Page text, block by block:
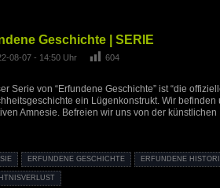
Geschichte | SERIE
08-07 - 14:50 Uhr 604
Serie von “Erfundene Geschichte” ist “die
ein Lügenkonstrukt. Wir
Amnesie. Befreien wir uns von der
ERFUNDENE GESCHICHTE ERFUNDENE